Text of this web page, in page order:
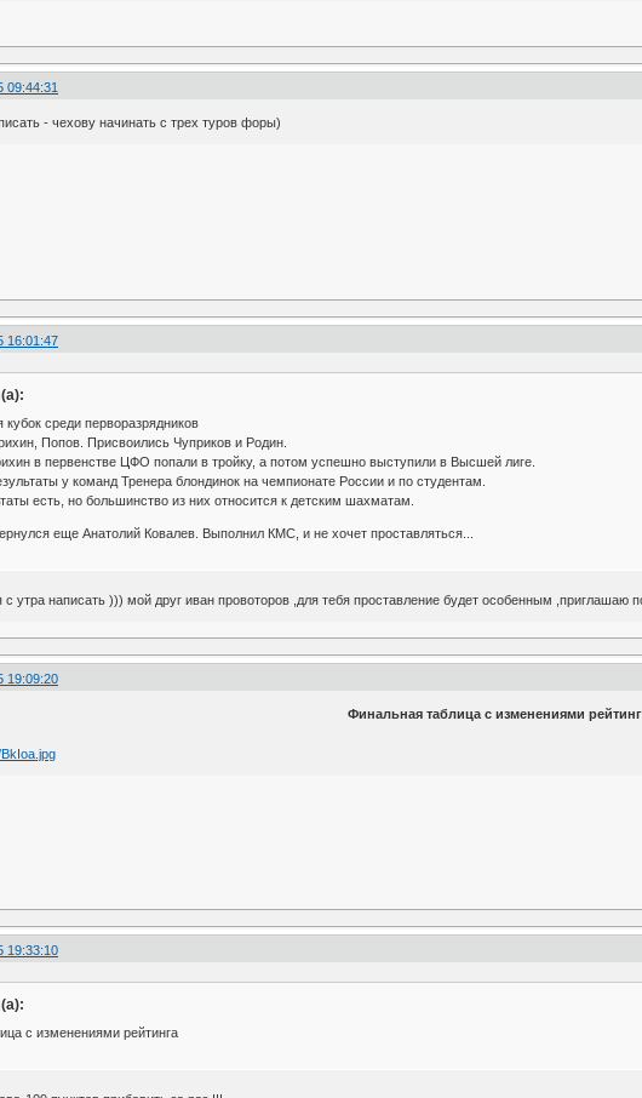
09:44:31
- чехову начинать с трех туров форы)
16:01:47
среди перворазрядников
Попов. Присвоились Чуприков и Родин.
в первенстве ЦФО попали в тройку, а потом успешно выступили в Высшей лиге.
у команд Тренера блондинок на чемпионате России и по студентам.
есть, но большинство из них относится к детским шахматам.
еще Анатолий Ковалев. Выполнил КМС, и не хочет проставляться...
утра написать ))) мой друг иван провоторов ,для тебя проставление будет особенным ,приглашаю
19:09:20
Финальная таблица с изменениями
19:33:10
с изменениями рейтинга